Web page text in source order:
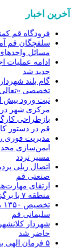
آخرین اخبار
فرودگاه قم کمتر از ۱.۵ سال دیگر به
سلفچگان قم
مسائل
ادامه عملیات
جدید شد
گام بلند
تخصصی
مرکزی شهر در
بازطراحی
قم در دستور
مدیریت فوری
ایمن‌سازی
مسیر تردد
اتصال ریلی
صنعتی قم
ارتقای
منطقه ۷ با برگزاری دوره آموزشی
سلیمانی قم
شهردار
حاضر شد
۵ فرمان الهی به پیامبر(ص) برای موفقیت و تعالی جامعه